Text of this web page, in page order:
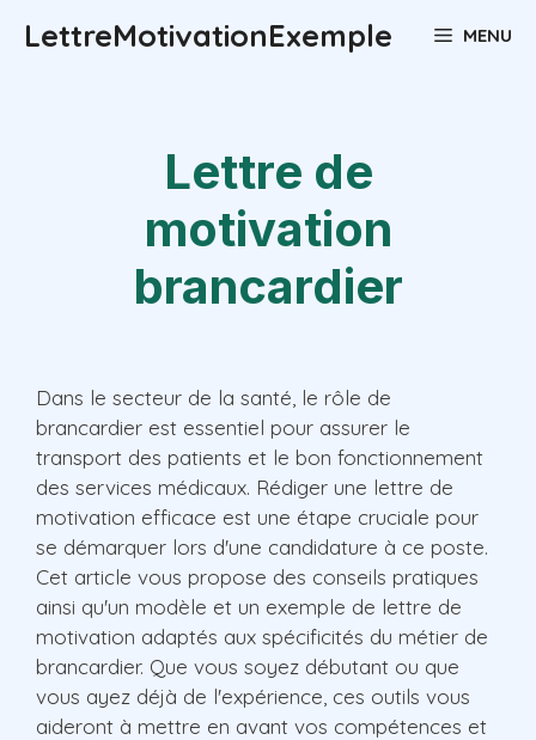
LettreMotivationExemple MENU
Lettre de
motivation
brancardier
Dans le secteur de la santé, le rôle de
brancardier est essentiel pour assurer le
transport des patients et le bon fonctionnement
des services médicaux. Rédiger une lettre de
motivation efficace est une étape cruciale pour
se démarquer lors d'une candidature à ce poste.
Cet article vous propose des conseils pratiques
ainsi qu'un modèle et un exemple de lettre de
motivation adaptés aux spécificités du métier de
brancardier. Que vous soyez débutant ou que
vous ayez déjà de l'expérience, ces outils vous
aideront à mettre en avant vos compétences et